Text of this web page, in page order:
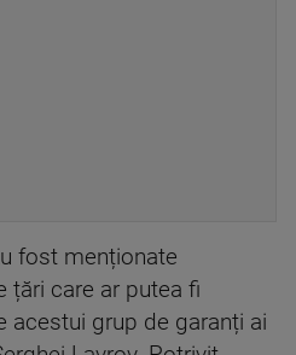
fost menționate
țări care ar putea fi
acestui grup de garanți ai